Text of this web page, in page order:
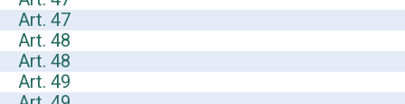
Art. 47
Art. 48
Art. 48
Art. 49